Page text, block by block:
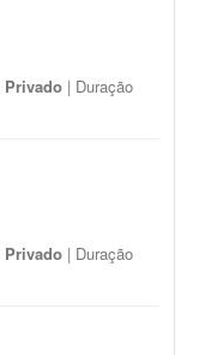
Privado | Duração
Privado | Duração